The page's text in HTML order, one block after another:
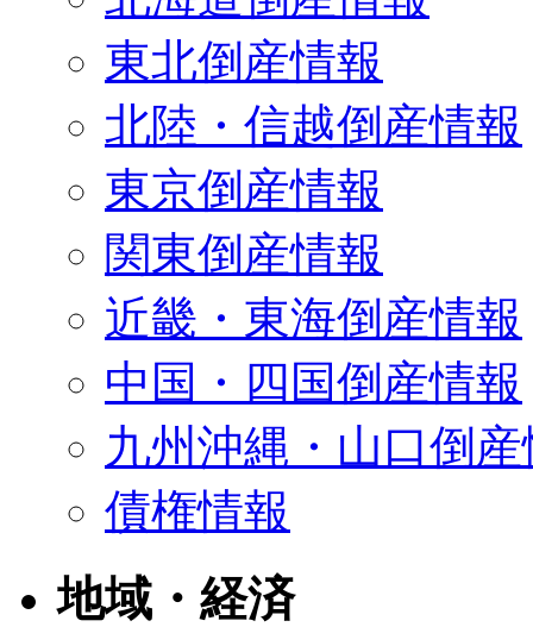
東北倒産情報
北陸・信越倒産情報
東京倒産情報
関東倒産情報
近畿・東海倒産情報
中国・四国倒産情報
九州沖縄・山口倒
債権情報
地域・経済